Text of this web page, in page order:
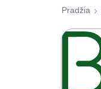
Pradžia